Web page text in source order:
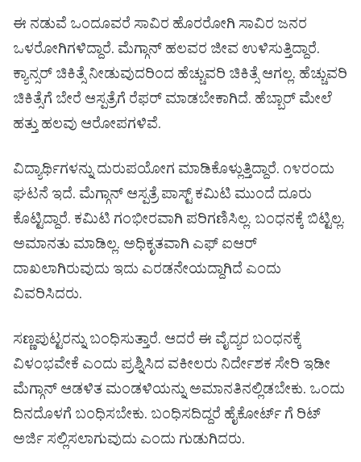
ಈ ನಡುವೆ ಒಂದೂವರೆ ಸಾವಿರ ಹೊರರೋಗಿ ಸಾವಿರ ಜನರ
ಒಳರೋಗಿಗಳಿದ್ದಾರೆ. ಮೆಗ್ಗಾನ್ ಹಲವರ ಜೀವ ಉಳಿಸುತ್ತಿದ್ದಾರೆ.
ಕ್ಯಾನ್ಸರ್ ಚಿಕಿತ್ಸೆ ನೀಡುವುದರಿಂದ ಹೆಚ್ಚುವರಿ ಚಿಕಿತ್ಸೆ ಆಗಲ್ಲ. ಹೆಚ್ಚುವರಿ
ಚಿಕಿತ್ಸೆಗೆ ಬೇರೆ ಆಸ್ಪತ್ರೆಗೆ ರೆಫರ್ ಮಾಡಬೇಕಾಗಿದೆ. ಹೆಬ್ಬಾರ್ ಮೇಲೆ
ಹತ್ತು ಹಲವು ಆರೋಪಗಳಿವೆ.
ವಿದ್ಯಾರ್ಥಿಗಳನ್ನು ದುರುಪಯೋಗ ಮಾಡಿಕೊಳ್ಲುತ್ತಿದ್ದಾರೆ. ೧೪ರಂದು
ಘಟನೆ ಇದೆ. ಮೆಗ್ಗಾನ್ ಆಸ್ಪತ್ರೆ ಪಾಸ್ಟ್ ಕಮಿಟಿ ಮುಂದೆ ದೂರು
ಕೊಟ್ಟಿದ್ದಾರೆ. ಕಮಿಟಿ ಗಂಭೀರವಾಗಿ ಪರಿಗಣಿಸಿಲ್ಲ. ಬಂಧನಕ್ಕೆ ಬಿಟ್ಟಿಲ್ಲ.
ಅಮಾನತು ಮಾಡಿಲ್ಲ. ಅಧಿಕೃತವಾಗಿ ಎಫ್ ಐಆರ್
ದಾಖಲಾಗಿರುವುದು ಇದು ಎರಡನೇಯದ್ದಾಗಿದೆ ಎಂದು
ವಿವರಿಸಿದರು.
ಸಣ್ಣಪುಟ್ಟರನ್ನು ಬಂಧಿಸುತ್ತಾರೆ. ಆದರೆ ಈ ವೈದ್ಯರ ಬಂಧನಕ್ಕೆ
ವಿಳಂಭವೇಕೆ ಎಂದು ಪ್ರಶ್ನಿಸಿದ ವಕೀಲರು ನಿರ್ದೇಶಕ ಸೇರಿ ಇಡೀ
‌ಮೆಗ್ಗಾನ್ ಆಡಳಿತ ಮಂಡಳಿಯನ್ನು ಅಮಾನತಿನಲ್ಲಿಡಬೇಕು. ಒಂದು
ದಿನದೊಳಗೆ ಬಂಧಿಸಬೇಕು. ಬಂಧಿಸದಿದ್ದರೆ ಹೈಕೋರ್ಟ್ ಗೆ ರಿಟ್
ಅರ್ಜಿ ಸಲ್ಲಿಸಲಾಗುವುದು ಎಂದು ಗುಡುಗಿದರು.